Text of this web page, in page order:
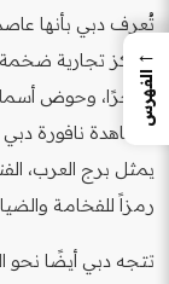
تُعرف دبي بأنها
متجرًا، وحوض
مشاهدة نافورة
يمثل برج العرب،
رمزاً للفخامة
تتجه دبي أيضًا نحو
←
الفهرس